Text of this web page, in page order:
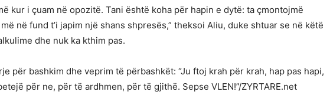
kur i çuam në opozitë. Tani është koha për hapin e dytë: ta çmontojmë
në fund t’i japim një shans shpresës,” theksoi Aliu, duke shtuar se në këtë
dhe nuk ka kthim pas.
për bashkim dhe veprim të përbashkët: “Ju ftoj krah për krah, hap pas hapi,
për ne, për të ardhmen, për të gjithë. Sepse VLEN!”/ZYRTARE.net